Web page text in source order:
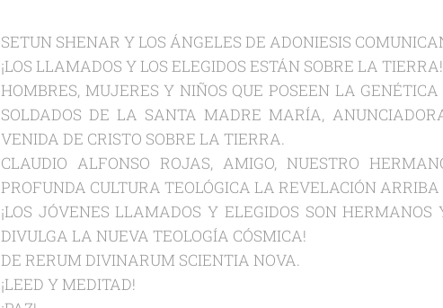
SETUN SHENAR Y LOS ÁNGELES DE ADONIESIS
¡LOS LLAMADOS Y LOS ELEGIDOS ESTÁN SOBRE LA TIERRA!
HOMBRES, MUJERES Y NIÑOS QUE POSEEN LA
SOLDADOS DE LA SANTA MADRE MARÍA,
VENIDA DE CRISTO SOBRE LA TIERRA.
CLAUDIO ALFONSO ROJAS, AMIGO, NUESTRO
PROFUNDA CULTURA TEOLÓGICA LA REVELACIÓN
¡LOS JÓVENES LLAMADOS Y ELEGIDOS SON
DIVULGA LA NUEVA TEOLOGÍA CÓSMICA!
DE RERUM DIVINARUM SCIENTIA NOVA.
¡LEED Y MEDITAD!